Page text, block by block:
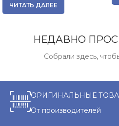
ЧИТАТЬ ДАЛЕЕ
НЕДАВНО
Собрали здесь,
ОРИГИНАЛЬНЫЕ
От производителей